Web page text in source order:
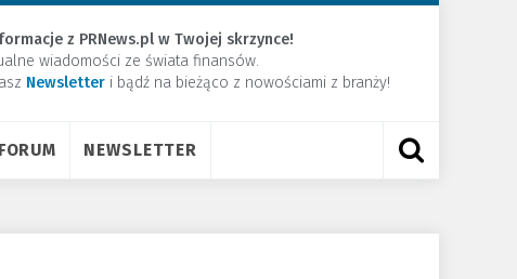
z PRNews.pl w Twojej skrzynce!
wiadomości ze świata finansów.
Newsletter ​i bądź na bieżąco z nowościami z branży!
FORUM NEWSLETTER